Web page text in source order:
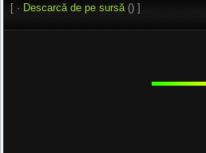
[ · Descarcă de pe sursă() ]